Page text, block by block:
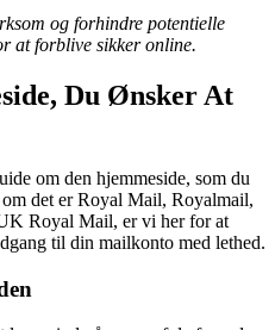
og forhindre potentielle
at forblive sikker online.
Du Ønsker At
om den hjemmeside, som du
det er Royal Mail, Royalmail,
Royal Mail, er vi her for at
til din mailkonto med lethed.